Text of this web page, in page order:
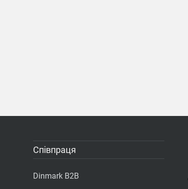
Співпраця
Dinmark B2B